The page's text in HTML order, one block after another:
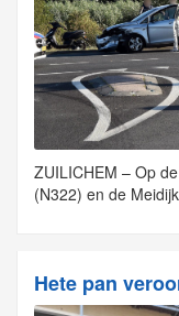
ZUILICHEM – Op
(N322) en de
Hete pan